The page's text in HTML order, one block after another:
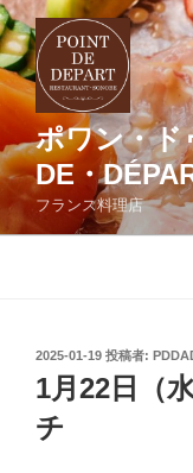
コ
ン
テ
ン
へ
ス
キ
ッ
ポワン・ド
DE・
フランス料理店
投
稿
日:
2025-01-19 投稿者:
1月22日（
チ